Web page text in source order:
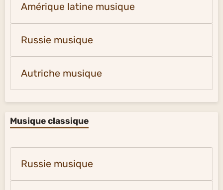
Amérique latine musique
Russie musique
Autriche musique
Musique classique
Russie musique